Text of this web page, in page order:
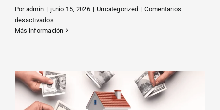
Por admin | junio 15, 2026 | Uncategorized | Comentarios
desactivadosen
ITP
valor
de
referencia:
declarar
Más información